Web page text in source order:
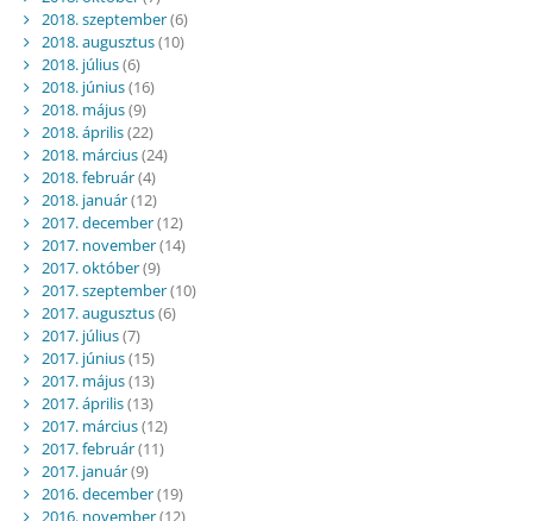
2018. szeptember(6)
2018. augusztus(10)
2018. július(6)
2018. június(16)
2018. május(9)
2018. április(22)
2018. március(24)
2018. február(4)
2018. január(12)
2017. december(12)
2017. november(14)
2017. október(9)
2017. szeptember(10)
2017. augusztus(6)
2017. július(7)
2017. június(15)
2017. május(13)
2017. április(13)
2017. március(12)
2017. február(11)
2017. január(9)
2016. december(19)
2016. november(12)